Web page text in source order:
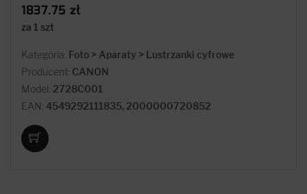
1837.75 zł
za 1 szt
Kategoria: Foto > Aparaty > Lustrzanki cyfrowe
Producent: CANON
Model: 2728C001
EAN: 4549292111835, 2000000720852